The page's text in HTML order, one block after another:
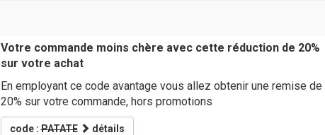
Votre commande moins chère avec cette réduction de 20%
sur votre achat
En employant ce code avantage vous allez obtenir une remise de
20% sur votre commande, hors promotions
code :PATATE détails